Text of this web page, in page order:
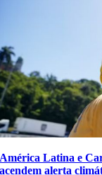
América Latina e
acendem alerta